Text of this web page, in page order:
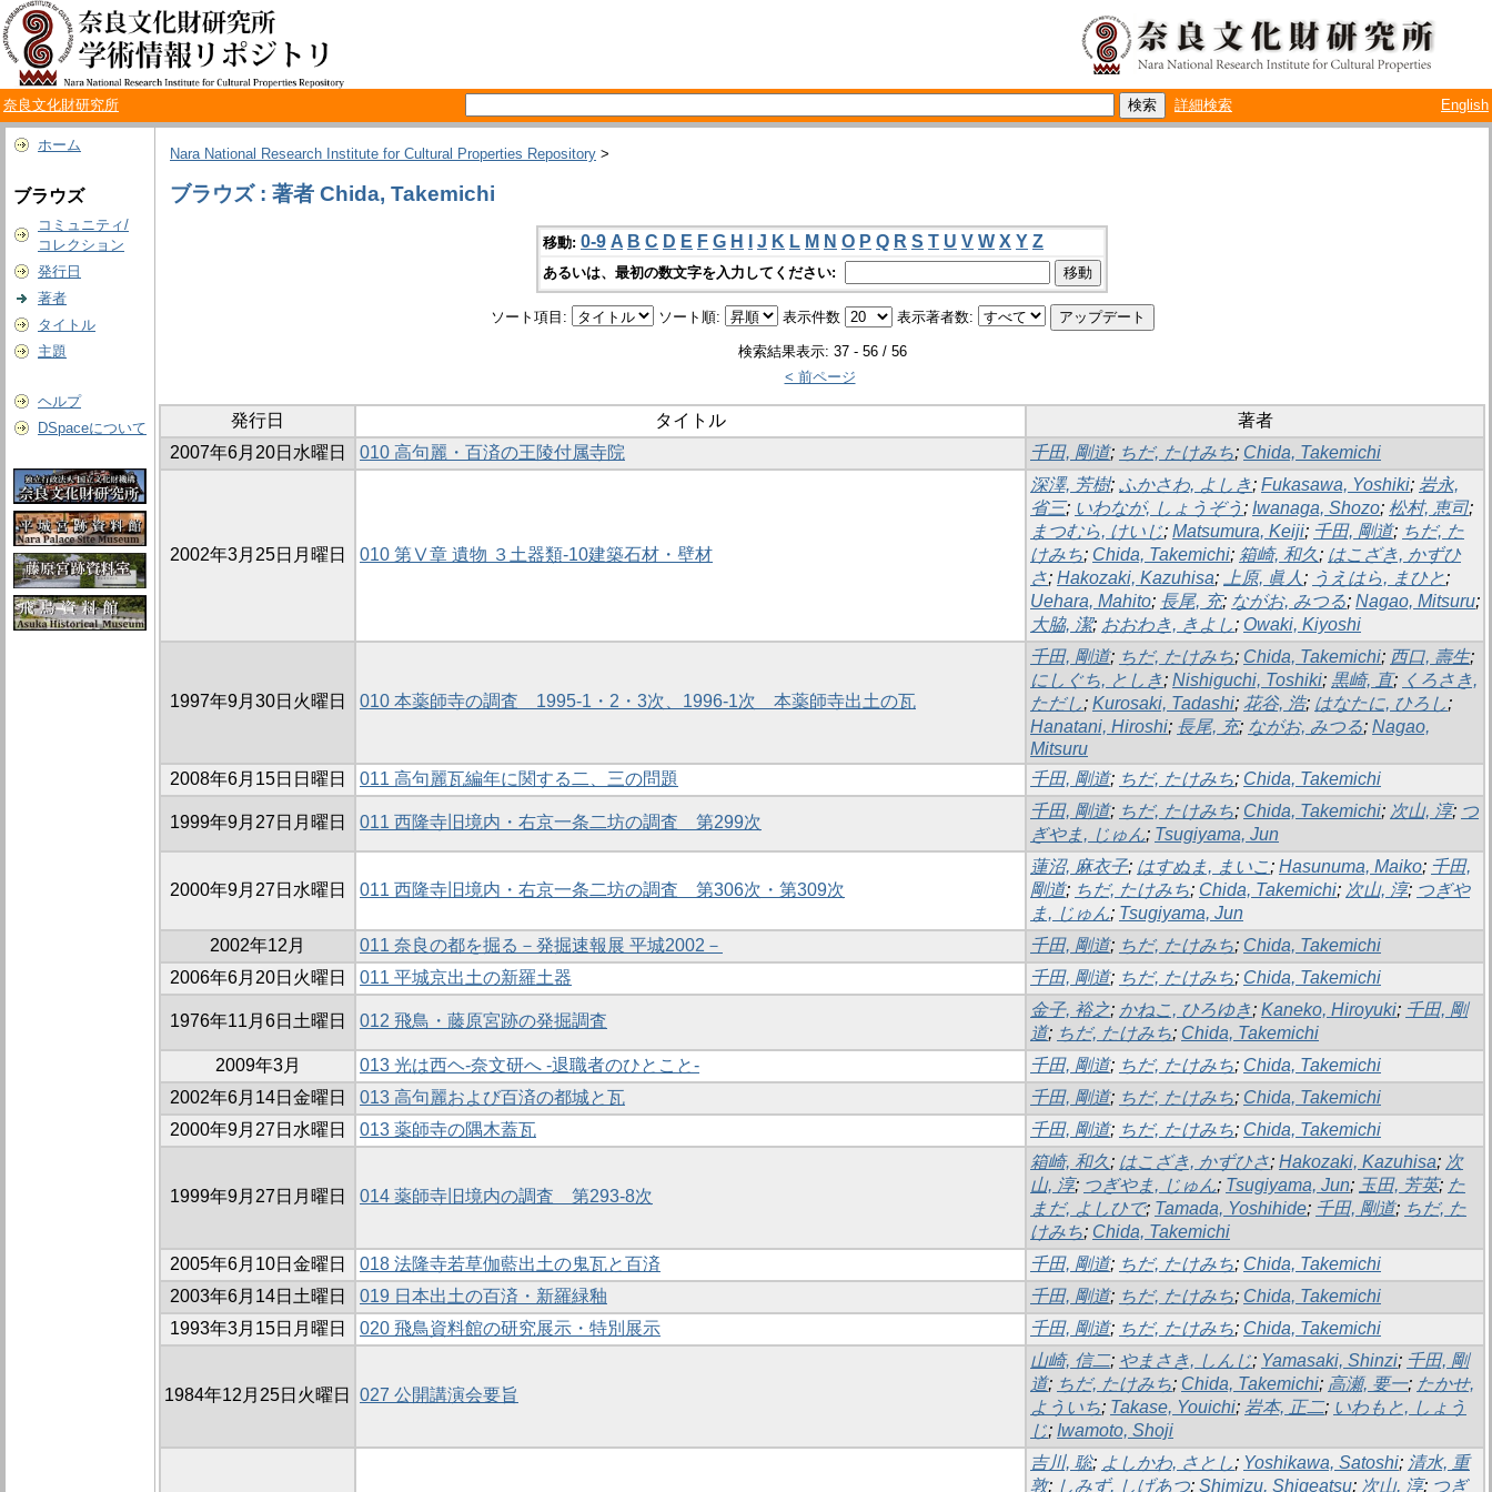
奈良文化財研究所 詳細検索 English
ホーム
ブラウズ
コミュニティ/
コレクション
発行日
著者
タイトル
主題
ヘルプ
DSpaceについて
Nara National Research Institute for Cultural Properties Repository >
ブラウズ : 著者 Chida, Takemichi
移動: 0-9 A B C D E F G H J K L M N O P Q R S T U V W X Y Z
あるいは、最初の数文字を入力してください:
ソート項目: ソート順: 表示件数 表示著者数:
検索結果表示: 37 - 56 / 56
< 前ページ
発行日 タイトル
著者
2007年6月20日水曜日
010 高句麗・百済の王陵付属寺院 千田, 剛道; ちだ, たけみち; Chida, Takemichi
2002年3月25日月曜日 010 第Ⅴ章 遺物 ３土器類-10建築石材・壁材
深澤, 芳樹; ふかさわ, よしき; Fukasawa, Yoshiki; 岩永,
省三; いわなが, しょうぞう ; Iwanaga, Shozo; 松村, 恵司;
まつむら, けいじ; Matsumura, Keiji; 千田, 剛道; ちだ, た
けみち; Chida, Takemichi; 箱崎, 和久; はこざき, かずひ
さ; Hakozaki, Kazuhisa; 上原, 眞人 ; うえはら, まひと;
Uehara, Mahito; 長尾, 充; ながお, みつる; Nagao, Mitsuru;
大脇, 潔; おおわき, きよし; Owaki, Kiyoshi
1997年9月30日火曜日 010 本薬師寺の調査 1995-1・2・3次、1996-1次 本薬師寺出土の瓦
千田, 剛道; ちだ, たけみち; Chida, Takemichi; 西口, 壽生;
にしぐち, としき; Nishiguchi, Toshiki; 黒崎, 直; くろさき,
ただし; Kurosaki, Tadashi; 花谷, 浩; はなたに, ひろし;
Hanatani, Hiroshi; 長尾, 充; ながお, みつる; Nagao,
Mitsuru
2008年6月15日日曜日
011 高句麗瓦編年に関する二、三の問題 千田, 剛道; ちだ, たけみち; Chida, Takemichi
1999年9月27日月曜日 011 西隆寺旧境内・右京一条二坊の調査 第299次
千田, 剛道; ちだ, たけみち; Chida, Takemichi; 次山, 淳; つ
ぎやま, じゅん; Tsugiyama, Jun
2000年9月27日水曜日 011 西隆寺旧境内・右京一条二坊の調査 第306次・第309次
蓮沼, 麻衣子; はすぬま, まいこ; Hasunuma, Maiko; 千田,
剛道; ちだ, たけみち; Chida, Takemichi; 次山, 淳; つぎや
ま, じゅん; Tsugiyama, Jun
2002年12月
011 奈良の都を掘る－発掘速報展 平城2002－ 千田, 剛道; ちだ, たけみち; Chida, Takemichi
2006年6月20日火曜日
011 平城京出土の新羅土器 千田, 剛道; ちだ, たけみち; Chida, Takemichi
1976年11月6日土曜日 012 飛鳥・藤原宮跡の発掘調査
金子, 裕之; かねこ, ひろゆき; Kaneko, Hiroyuki; 千田, 剛
道; ちだ, たけみち; Chida, Takemichi
2009年3月
013 光は西ヘ-奈文研へ -退職者のひとこと- 千田, 剛道; ちだ, たけみち; Chida, Takemichi
2002年6月14日金曜日
013 高句麗および百済の都城と瓦 千田, 剛道; ちだ, たけみち; Chida, Takemichi
2000年9月27日水曜日
013 薬師寺の隅木蓋瓦 千田, 剛道; ちだ, たけみち; Chida, Takemichi
1999年9月27日月曜日 014 薬師寺旧境内の調査 第293-8次
箱崎, 和久; はこざき, かずひさ; Hakozaki, Kazuhisa; 次
山, 淳; つぎやま, じゅん; Tsugiyama, Jun; 玉田, 芳英; た
まだ, よしひで; Tamada, Yoshihide; 千田, 剛道; ちだ, た
けみち; Chida, Takemichi
2005年6月10日金曜日
018 法隆寺若草伽藍出土の鬼瓦と百済 千田, 剛道; ちだ, たけみち; Chida, Takemichi
2003年6月14日土曜日
019 日本出土の百済・新羅緑釉 千田, 剛道; ちだ, たけみち; Chida, Takemichi
1993年3月15日月曜日
020 飛鳥資料館の研究展示・特別展示 千田, 剛道; ちだ, たけみち; Chida, Takemichi
1984年12月25日火曜日 027 公開講演会要旨
山崎, 信二; やまさき, しんじ; Yamasaki, Shinzi; 千田, 剛
道; ちだ, たけみち; Chida, Takemichi; 高瀬, 要一; たかせ,
よういち; Takase, Youichi; 岩本, 正二; いわもと, しょう
じ; Iwamoto, Shoji
吉川, 聡; よしかわ, さとし; Yoshikawa, Satoshi; 清水, 重
敦; しみず, しげあつ; Shimizu, Shigeatsu; 次山, 淳; つぎ